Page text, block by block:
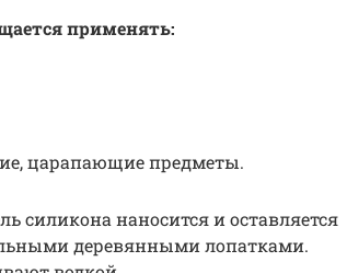
применять:
царапающие предметы.
силикона наносится и оставляется
деревянными лопатками.